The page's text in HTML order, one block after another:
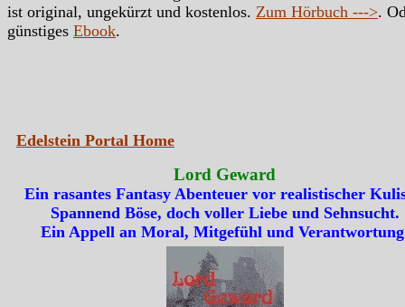
ist original, ungekürzt und kostenlos. Zum Hörbuch --->.
günstiges Ebook.
Edelstein Portal Home
Lord Geward
Ein rasantes Fantasy Abenteuer vor realistischer
Spannend Böse, doch voller Liebe und Sehnsucht.
Ein Appell an Moral, Mitgefühl und